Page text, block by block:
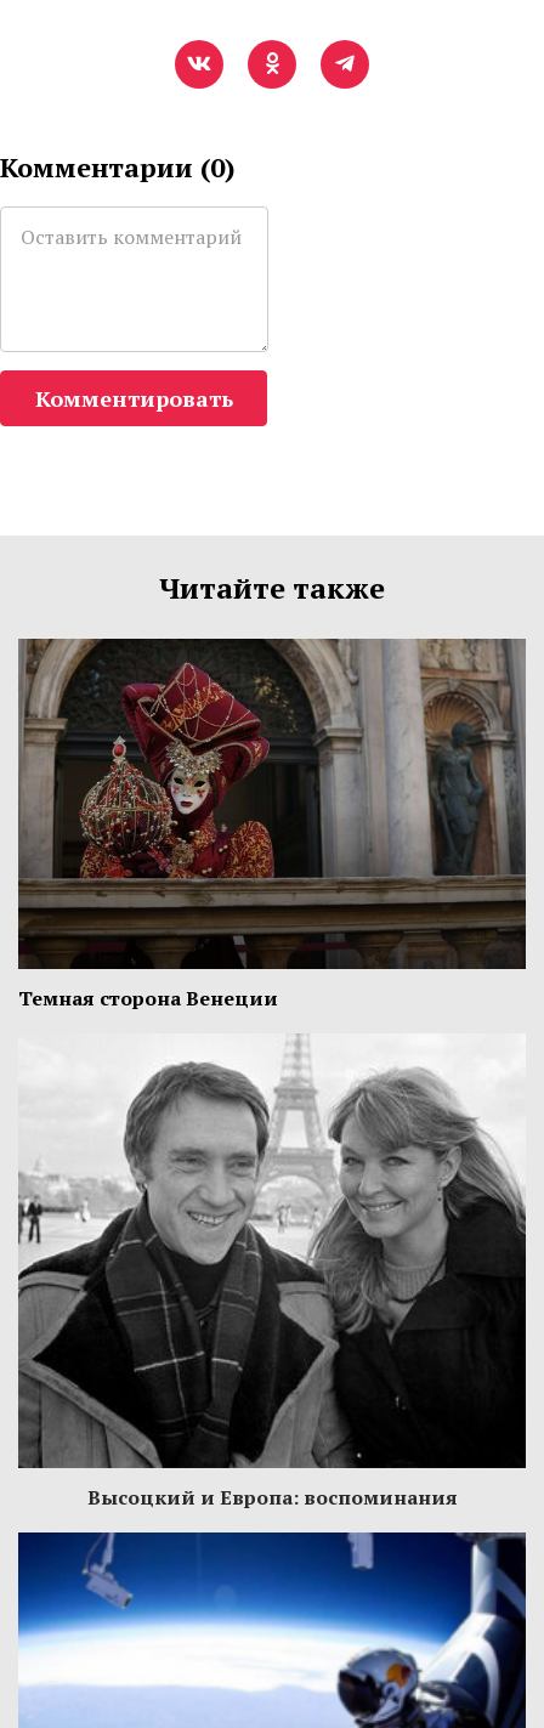
Комментарии (0)
Комментировать
Читайте также
Темная сторона Венеции
Высоцкий и Европа: воспоминания